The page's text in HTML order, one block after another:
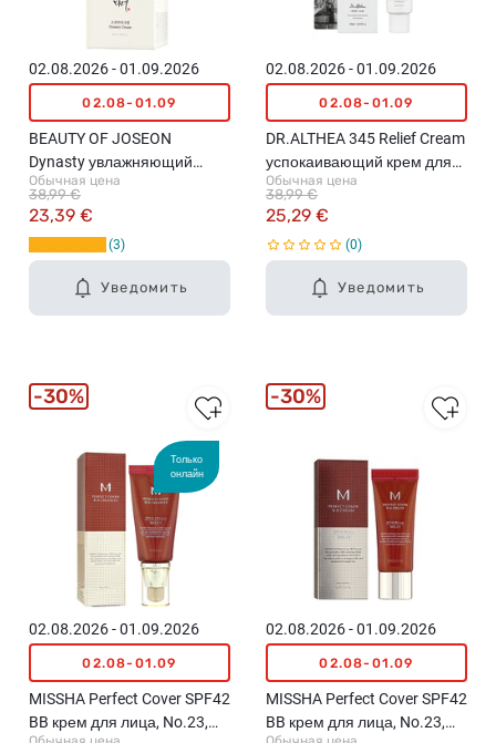
Уведомить
02.08.2026 - 01.09.2026
02.08-01.09
BEAUTY OF JOSEON
Dynasty увлажняющий
крем для кожи лица, 50мл
Обычная цена
23,39 €
38,99 €
3
Уведомить
02.08.2026 - 01.09.2026
02.08-01.09
DR.ALTHEA 345 Relief Cream
успокаивающий крем для
лица для уменьшения
раздражения кожи, 50мл
Обычная цена
25,29 €
38,99 €
0
Только
онлайн
02.08.2026 - 01.09.2026
02.08-01.09
MISSHA Perfect Cover SPF42
BB крем для лица, No.23,
30%
02.08.2026 - 01.09.2026
02.08-01.09
MISSHA Perfect Cover SPF42
BB крем для лица, No.23,
30%